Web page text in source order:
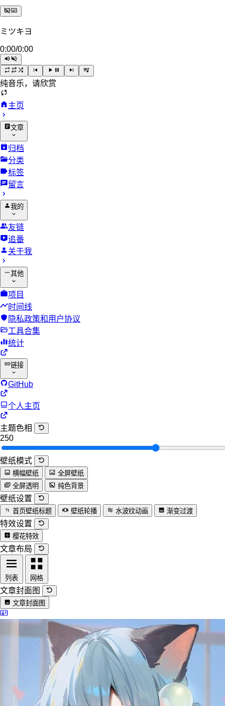
ミツキヨ
0:00/0:00
纯音乐，请欣赏
主页
文章
归档
分类
标签
留言
我的
友链
追番
关于我
其他
项目
时间线
隐私政策和用户协议
工具合集
统计
链接
GitHub
个人主页
主题色相
250
壁纸模式
横幅壁纸
全屏壁纸
全屏透明
纯色背景
壁纸设置
首页壁纸标题 壁纸轮播 水波纹动画 渐变过渡
特效设置
樱花特效
文章布局
列表 网格
文章封面图
文章封面图